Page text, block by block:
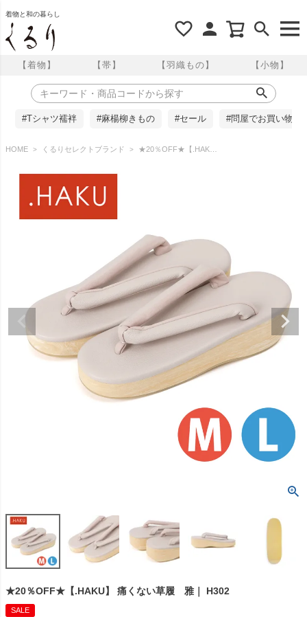
着物と和の暮らし
【着物】 【帯】 【羽織もの】 【小物】
#Tシャツ襦袢 #麻楊柳きもの #セール #問屋でお買い物
HOME くるりセレクトブランド ★20％OFF★【.HAKU】 痛くない草履 雅｜ H302
★20％OFF★【.HAKU】 痛くない草履 雅｜ H302
SALE